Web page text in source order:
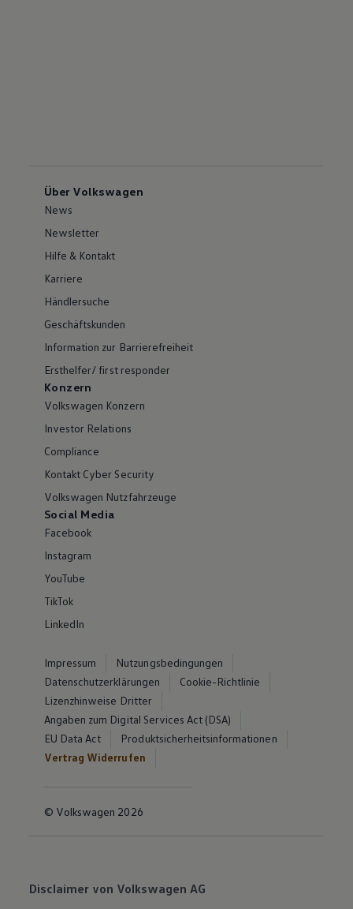
Über Volkswagen
News
Newsletter
Hilfe & Kontakt
Karriere
Händlersuche
Geschäftskunden
Information zur Barrierefreiheit
Ersthelfer/ first responder
Konzern
Volkswagen Konzern
Investor Relations
Compliance
Kontakt Cyber Security
Volkswagen Nutzfahrzeuge
Social Media
Facebook
Instagram
YouTube
TikTok
LinkedIn
Impressum
Nutzungsbedingungen
Datenschutzerklärungen
Cookie-Richtlinie
Lizenzhinweise Dritter
Angaben zum Digital Services Act (DSA)
EU Data Act
Produktsicherheitsinformationen
Vertrag Widerrufen
© Volkswagen 2026
Disclaimer von Volkswagen AG